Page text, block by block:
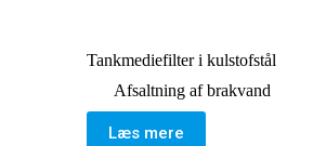
Tankmediefilter i kulstofstål
Afsaltning af brakvand
Læs mere